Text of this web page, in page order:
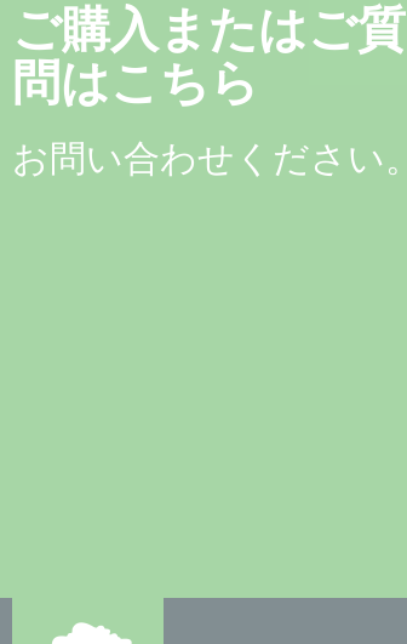
ご購入またはご質
問はこちら
お問い合わせください。